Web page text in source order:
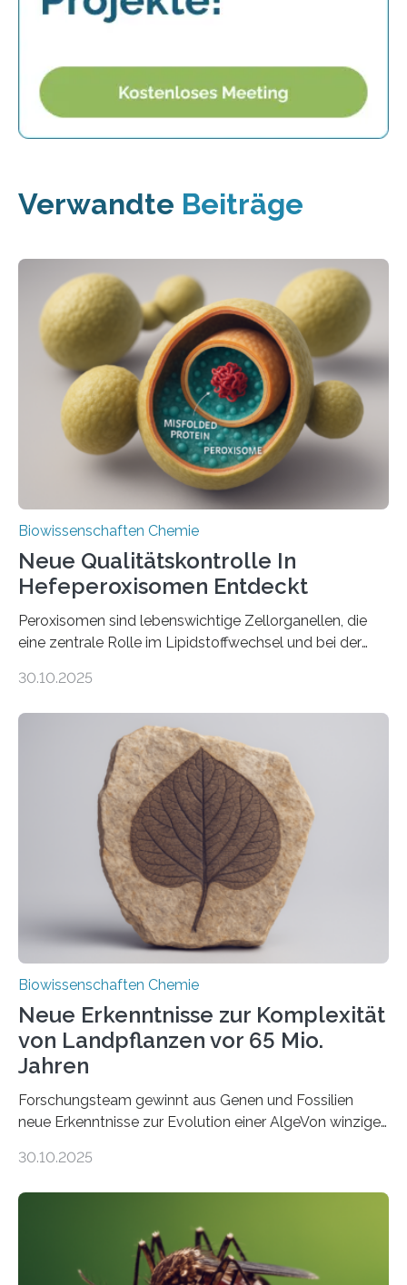
Verwandte Beiträge
Biowissenschaften Chemie
Neue Qualitätskontrolle In
Hefeperoxisomen Entdeckt
Peroxisomen sind lebenswichtige Zellorganellen, die
eine zentrale Rolle im Lipidstoffwechsel und bei der
erfüllen können, müssen zahlreiche Enzyme präzise in
der Ruhr-Universität Bochum um Prof. Dr. Ralf Erdmann
und Dr. Ismaila Francis Yusuf hat nun einen bislang
unbekannten Qualitätskontrollmechanismus des
peroxisomalen Proteintransports in der Bäckerhefe
Saccharomyces cerevisiae entdeckt, der für die
Funktionsfähigkeit der Organellen entscheidend ist. Die
Studie wurde am 28. Oktober 2025 in der
Fachzeitschrift…
30.10.2025
Biowissenschaften Chemie
Neue Erkenntnisse zur Komplexität
von Landpflanzen vor 65 Mio.
Jahren
Forschungsteam gewinnt aus Genen und Fossilien
neue Erkenntnisse zur Evolution einer AlgeVon winzigen
Landpflanzen zählen zu den komplexesten
Grünalgen, die vor Hunderten von Millionen Jahren
lebten. Unter den Vorfahren sticht eine Gruppe heraus,
die noch heute in der Natur vorkommt: die
30.10.2025